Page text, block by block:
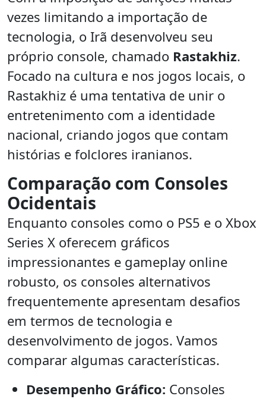
vezes limitando a importação de
tecnologia, o Irã desenvolveu seu
próprio console, chamado Rastakhiz.
Focado na cultura e nos jogos locais, o
Rastakhiz é uma tentativa de unir o
entretenimento com a identidade
nacional, criando jogos que contam
histórias e folclores iranianos.
Comparação com Consoles
Ocidentais
Enquanto consoles como o PS5 e o Xbox
Series X oferecem gráficos
impressionantes e gameplay online
robusto, os consoles alternativos
frequentemente apresentam desafios
em termos de tecnologia e
desenvolvimento de jogos. Vamos
comparar algumas características.
Desempenho Gráfico: Consoles